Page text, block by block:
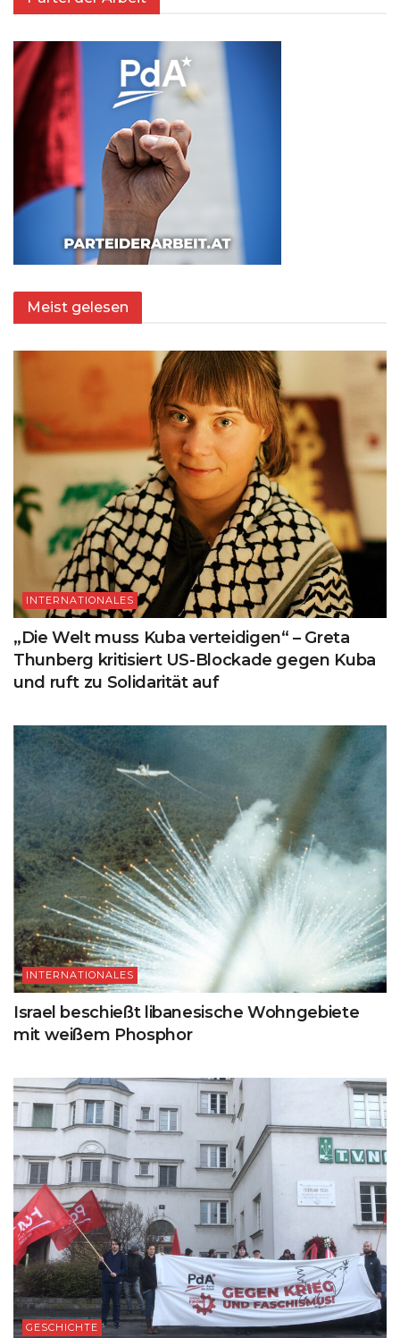
Meist gelesen
INTERNATIONALES
„Die Welt muss Kuba verteidigen“ – Greta
Thunberg kritisiert US-Blockade gegen Kuba
und ruft zu Solidarität auf
INTERNATIONALES
Israel beschießt libanesische Wohngebiete
mit weißem Phosphor
GESCHICHTE